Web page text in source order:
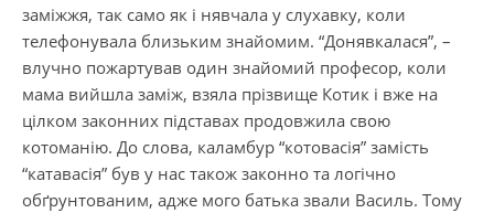
заміжжя, так само як і нявчала у слухавку, коли
телефонувала близьким знайомим. “Донявкалася”, –
влучно пожартував один знайомий професор, коли
мама вийшла заміж, взяла прізвище Котик і вже на
цілком законних підставах продовжила свою
котоманію. До слова, каламбур “котовасія” замість
“катавасія” був у нас також законно та логічно
обґрунтованим, адже мого батька звали Василь. Тому